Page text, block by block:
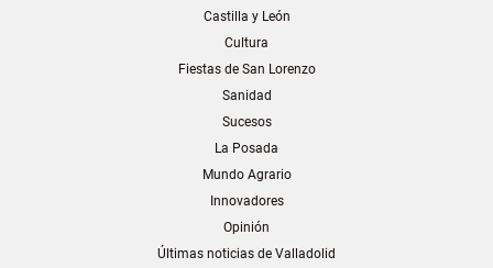
Castilla y León
Cultura
Fiestas de San Lorenzo
Sanidad
Sucesos
La Posada
Mundo Agrario
Innovadores
Opinión
Últimas noticias de Valladolid